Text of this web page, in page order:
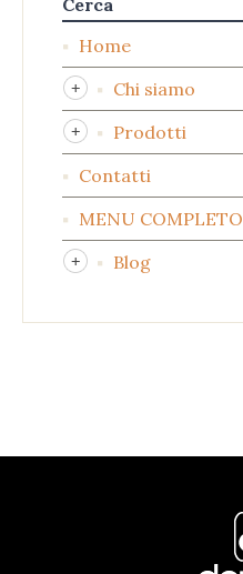
Home
Chi siamo
Prodotti
Contatti
MENU COMPLETO
Blog